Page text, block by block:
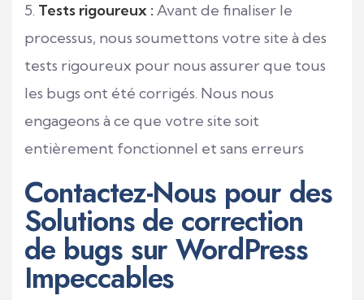
Tests rigoureux : Avant de finaliser le
processus, nous soumettons votre site à des
tests rigoureux pour nous assurer que tous
les bugs ont été corrigés. Nous nous
engageons à ce que votre site soit
entièrement fonctionnel et sans erreurs
Contactez-Nous pour des
Solutions de correction
de bugs sur WordPress
Impeccables